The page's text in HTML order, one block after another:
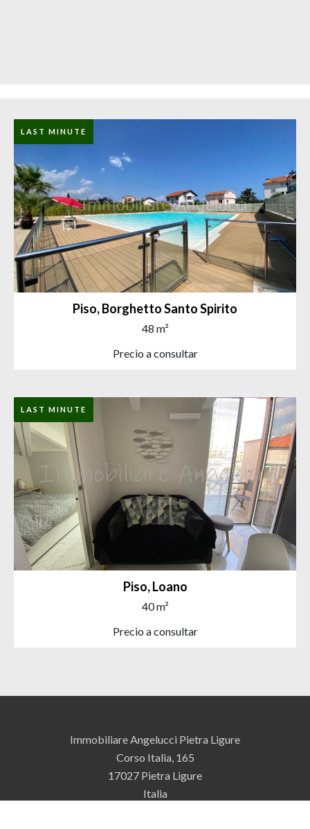
Piso, Borghetto Santo Spirito
48 m²
Precio a consultar
LAST MINUTE
Piso, Loano
40 m²
Precio a consultar
LAST MINUTE
Immobiliare Angelucci Pietra Ligure
Corso Italia, 165
17027 Pietra Ligure
Italia